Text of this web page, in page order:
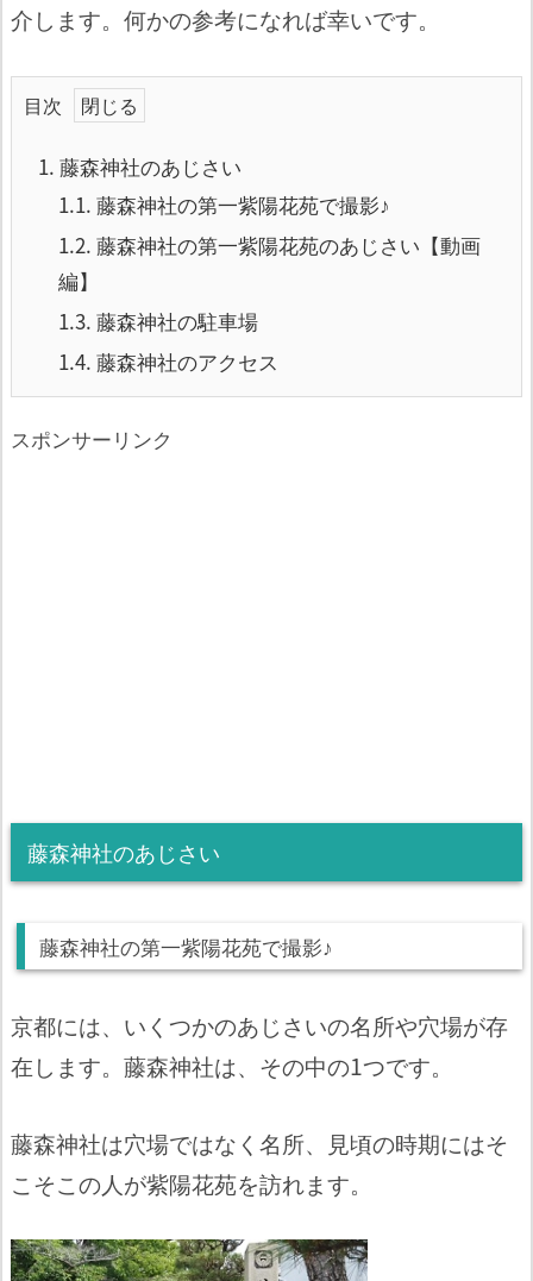
介します。何かの参考になれば幸いです。
目次
1. 藤森神社のあじさい
1.1. 藤森神社の第一紫陽花苑で撮影♪
1.2. 藤森神社の第一紫陽花苑のあじさい【動画
編】
1.3. 藤森神社の駐車場
1.4. 藤森神社のアクセス
スポンサーリンク
藤森神社のあじさい
藤森神社の第一紫陽花苑で撮影♪
京都には、いくつかのあじさいの名所や穴場が存
在します。藤森神社は、その中の1つです。
藤森神社は穴場ではなく名所、見頃の時期にはそ
こそこの人が紫陽花苑を訪れます。